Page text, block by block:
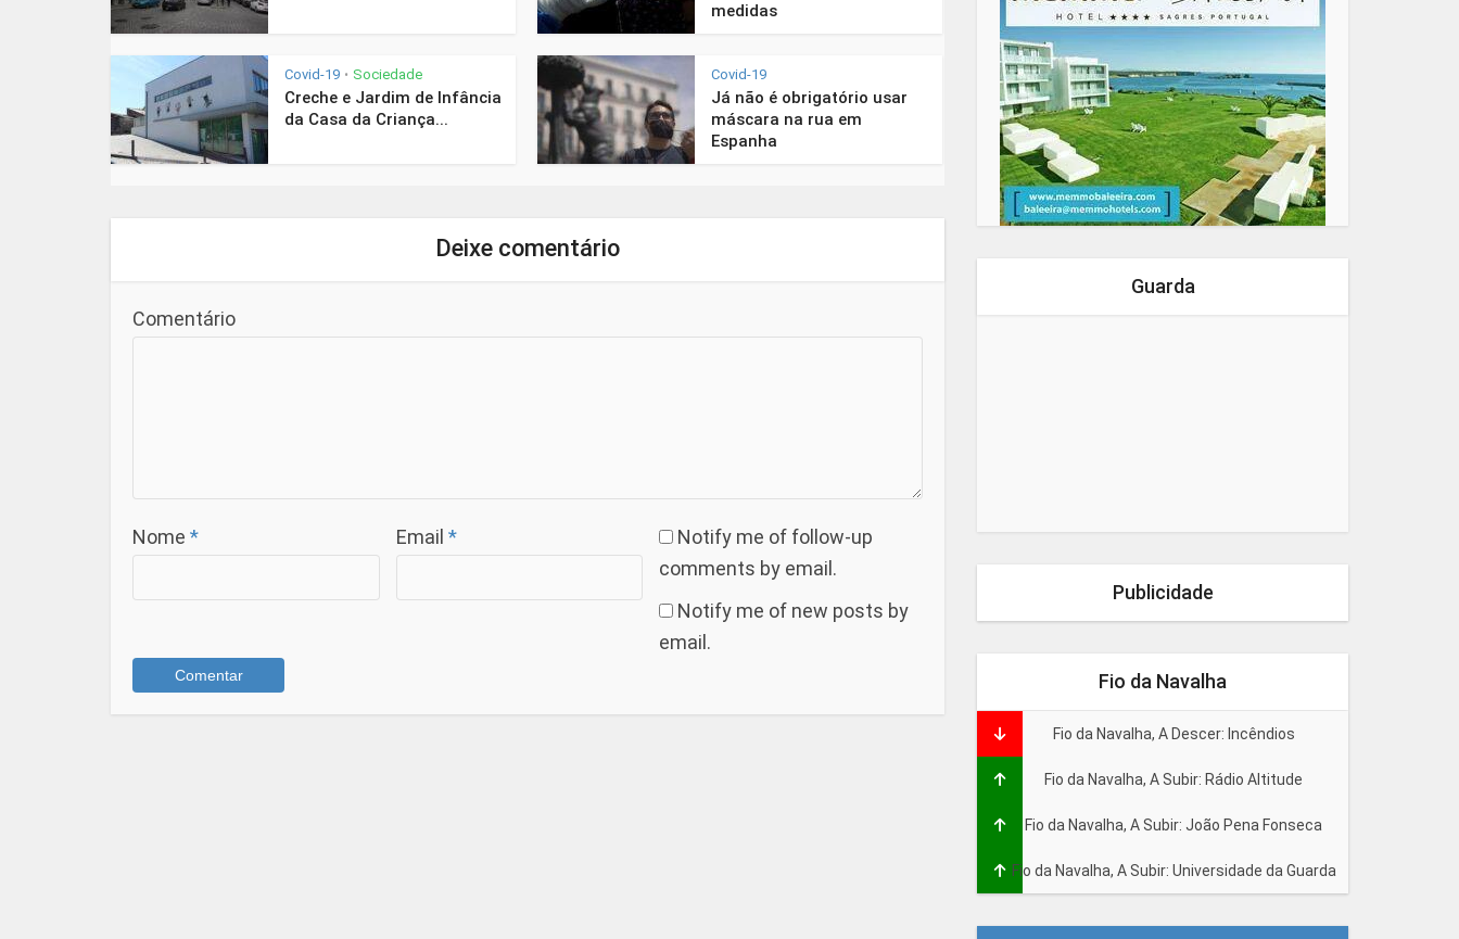
medidas
Covid-19 • Sociedade
Creche e Jardim de Infância
da Casa da Criança...
Covid-19
Já não é obrigatório usar
máscara na rua em
Espanha
Deixe comentário
Comentário
Nome * Email *
Notify me of follow-up
comments by email.
Notify me of new posts by
email.
Guarda
Publicidade
Fio da Navalha
Fio da Navalha, A Descer: Incêndios
Fio da Navalha, A Subir: Rádio Altitude
Fio da Navalha, A Subir: João Pena Fonseca
Fio da Navalha, A Subir: Universidade da Guarda